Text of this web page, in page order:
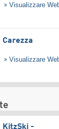
Visualizzare
Carezza
Visualizzare
KitzSki -